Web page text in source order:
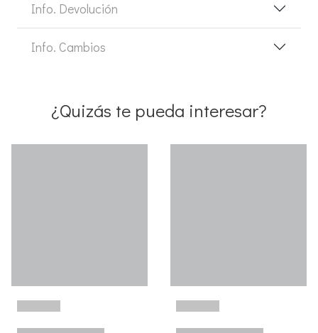
Info. Devolución
Info. Cambios
¿Quizás te pueda interesar?